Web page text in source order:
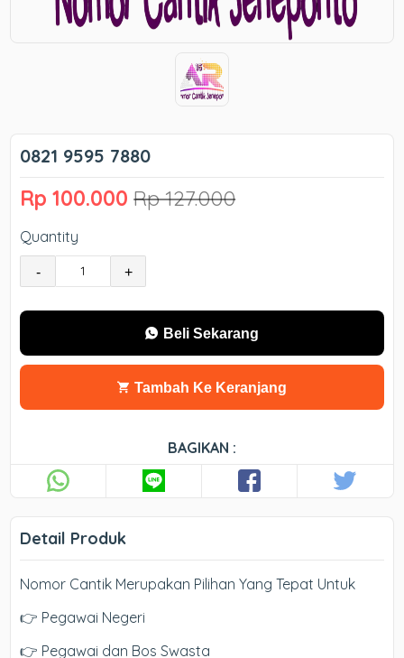
0821 9595 7880
Rp 100.000 Rp 127.000
Quantity
- +
Beli Sekarang
Tambah Ke Keranjang
BAGIKAN :
Detail Produk
Nomor Cantik Merupakan Pilihan Yang Tepat Untuk
👉 Pegawai Negeri
👉 Pegawai dan Bos Swasta